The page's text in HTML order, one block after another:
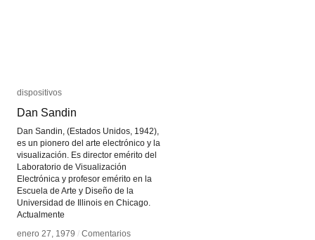
dispositivos
Dan Sandin
Dan Sandin, (Estados Unidos, 1942),
es un pionero del arte electrónico y la
visualización. Es director emérito del
Laboratorio de Visualización
Electrónica y profesor emérito en la
Escuela de Arte y Diseño de la
Universidad de Illinois en Chicago.
Actualmente
enero 27, 1979 / Comentarios
dispositivos
Dan Sandin
enero 27, 1979 / Comentarios